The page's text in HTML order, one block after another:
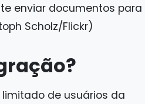
enviar documentos para
Scholz/Flickr)
de usuários da